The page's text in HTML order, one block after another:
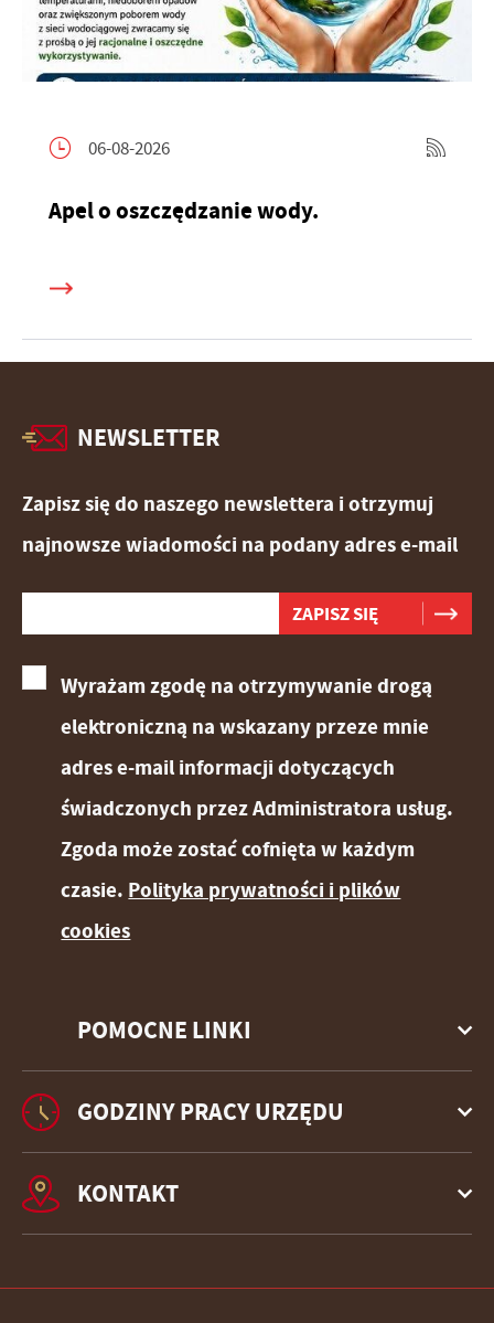
06-08-2026
Apel o oszczędzanie wody.
POMOCNE LINKI
NEWSLETTER
Zapisz się do naszego newslettera i otrzymuj
najnowsze wiadomości na podany adres e-mail
Wyrażam zgodę na otrzymywanie drogą
elektroniczną na wskazany przeze mnie
adres e-mail informacji dotyczących
świadczonych przez Administratora usług.
Zgoda może zostać cofnięta w każdym
czasie. Polityka prywatności i plików
cookies
GODZINY PRACY URZĘDU
KONTAKT